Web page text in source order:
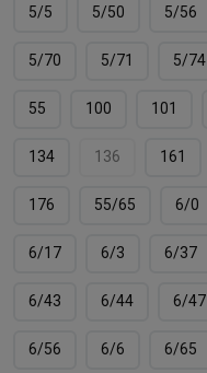
5/5 5/50 5/56
5/70 5/71 5/74
55 100 101
134 136 161
176 55/65 6/0
6/17 6/3 6/37
6/43 6/44 6/47
6/56 6/6 6/65